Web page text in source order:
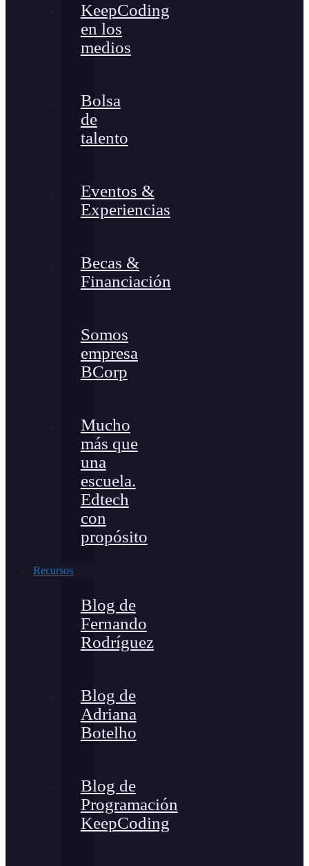
KeepCoding
en los
medios
Bolsa
de
talento
Eventos &
Experiencias
Becas &
Financiación
Somos
empresa
BCorp
Mucho
más que
una
escuela.
Edtech
con
propósito
Recursos
Blog de
Fernando
Rodríguez
Blog de
Adriana
Botelho
Blog de
Programación
KeepCoding